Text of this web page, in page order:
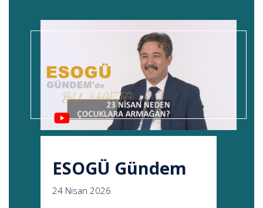
ESOGÜ Gündem
24 Nisan 2026